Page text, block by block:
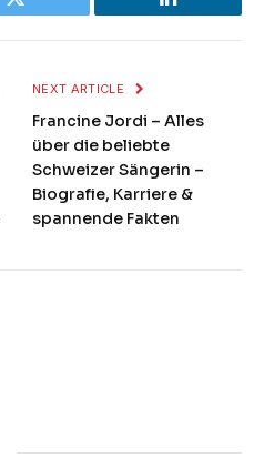
Twitter LinkedIn
NEXT ARTICLE
Francine Jordi – Alles
über die beliebte
Schweizer Sängerin –
Biografie, Karriere &
spannende Fakten